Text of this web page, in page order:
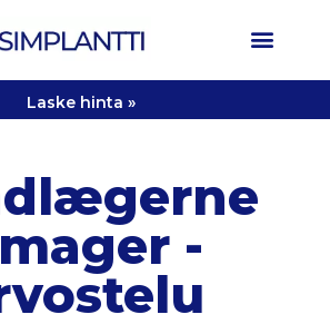
Laske hinta »
-